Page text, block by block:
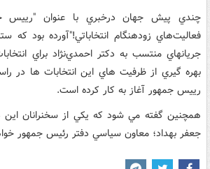
چندي پيش جهان درخبري با عنوان
فعاليت‌هاي زودهنگام انتخاباتي!"آورده بود که
جريانهاي منتسب به دکتر احمدي‌نژاد براي
بهره گيري از ظرفيت هاي اين انتخابات ها در
رييس جمهور آغاز به کار کرده است.
همچنين گفته مي شود که يکي از سخنرانان
جعفر بهداد؛ معاون سياسي دفتر رئيس جمهور